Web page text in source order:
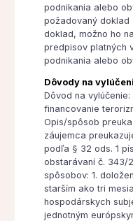
podnikania alebo
požadovaný doklad
doklad, možno ho
predpisov platných
podnikania alebo
Dôvody na
Dôvod na
financovanie
Opis/spôsob
záujemca
podľa § 32 ods. 1
obstarávaní č. 343/
spôsobov: 1.
starším ako tri
hospodárskych
jednotným